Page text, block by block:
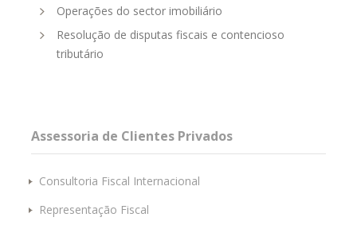
Operações do sector imobiliário
Resolução de disputas fiscais e contencioso
tributário
Assessoria de Clientes Privados
Consultoria Fiscal Internacional
Representação Fiscal